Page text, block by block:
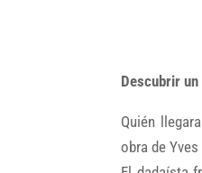
Descubrir
Quién
obra de Yves